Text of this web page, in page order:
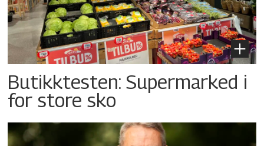
Butikktesten: Supermarked i
for store sko